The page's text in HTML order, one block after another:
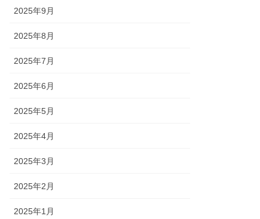
2025年9月
2025年8月
2025年7月
2025年6月
2025年5月
2025年4月
2025年3月
2025年2月
2025年1月